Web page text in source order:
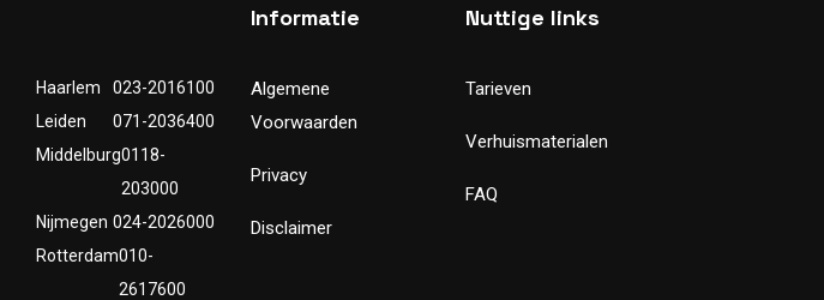
Haarlem
023-2016100
Leiden
071-2036400
Middelburg0118-
203000
Nijmegen 024-2026000
Rotterdam010-
2617600
Informatie
Algemene
Voorwaarden
Privacy
Disclaimer
Nuttige links
Tarieven
Verhuismaterialen
FAQ